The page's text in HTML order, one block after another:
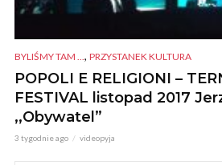
BYLIŚMY TAM ..., PRZYSTANEK KULTURA
POPOLI E RELIGIONI –
FESTIVAL listopad 2017
,,Obywatel”
3 tygodnie ago videopyja